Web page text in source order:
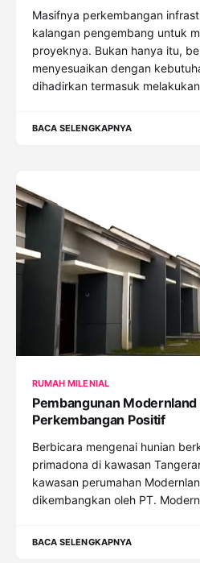
Masifnya perkembangan
kalangan pengembang untuk
proyeknya. Bukan hanya itu,
menyesuaikan dengan
dihadirkan termasuk melakukan
BACA SELENGKAPNYA
RUMAH MILENIAL
Pembangunan
Perkembangan Positif
Berbicara mengenai hunian
primadona di kawasan
kawasan perumahan
dikembangkan oleh PT.
BACA SELENGKAPNYA